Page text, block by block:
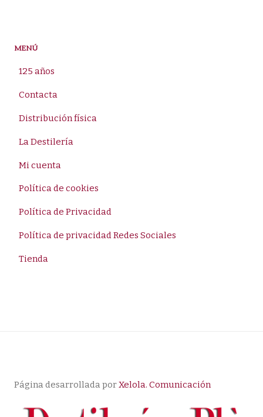
MENÚ
125 años
Contacta
Distribución física
La Destilería
Mi cuenta
Política de cookies
Política de Privacidad
Política de privacidad Redes Sociales
Tienda
Página desarrollada porXelola. Comunicación